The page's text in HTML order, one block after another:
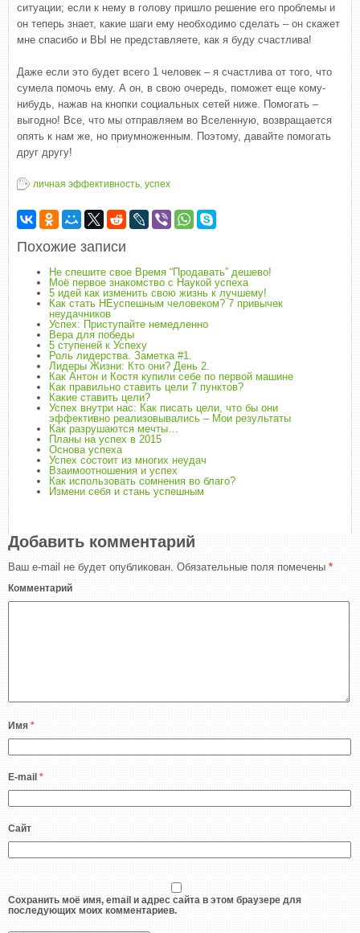
ситуации; если к нему в голову пришло решение его проблемы и
он теперь знает, какие шаги ему необходимо сделать – он скажет
мне спасибо и ВЫ не представляете, как я буду счастлива!
Даже если это будет всего 1 человек – я счастлива от того, что
сумела помочь ему. А он, в свою очередь, поможет еще кому-
нибудь, нажав на кнопки социальных сетей ниже. Помогать –
выгодно! Все, что мы отправляем во Вселенную, возвращается
опять к нам же, но приумноженным. Поэтому, давайте помогать
друг другу!
личная эффективность, успех
Похожие записи
Не спешите свое Время “Продавать” дешево!
Моё первое знакомство с Наукой успеха
5 идей как изменить свою жизнь к лучшему!
Как стать НЕуспешным человеком? 7 привычек
неудачников
Успех: Приступайте немедленно
Вера для победы
5 ступеней к Успеху
Роль лидерства. Заметка #1.
Лидеры Жизни: Кто они? День 2.
Как Антон и Костя купили себе по первой машине
Как правильно ставить цели 7 пунктов?
Какие ставить цели?
Успех внутри нас: Как писать цели, что бы они
эффективно реализовывались – Мои результаты
Как разрушаются мечты…
Планы на успех в 2015
Основа успеха
Успех состоит из многих неудач
Взаимоотношения и успех
Как использовать сомнения во благо?
Измени себя и стань успешным
Добавить комментарий
Ваш e-mail не будет опубликован. Обязательные поля помечены *
Комментарий
Имя *
E-mail *
Сайт
Сохранить моё имя, email и адрес сайта в этом браузере для
последующих моих комментариев.